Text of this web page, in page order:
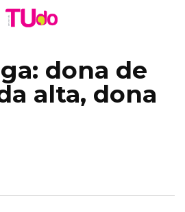
dona de
alta, dona